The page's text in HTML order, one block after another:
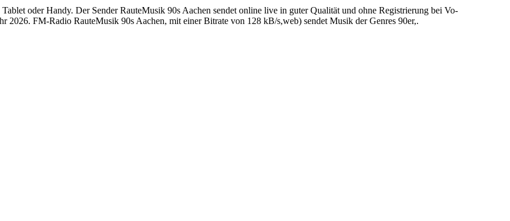
oder Handy. Der Sender RauteMusik 90s Aachen sendet online live in guter Qualität und ohne Registrierung bei Vo-
2026. FM-Radio RauteMusik 90s Aachen, mit einer Bitrate von 128 kB/s,web) sendet Musik der Genres 90er,.